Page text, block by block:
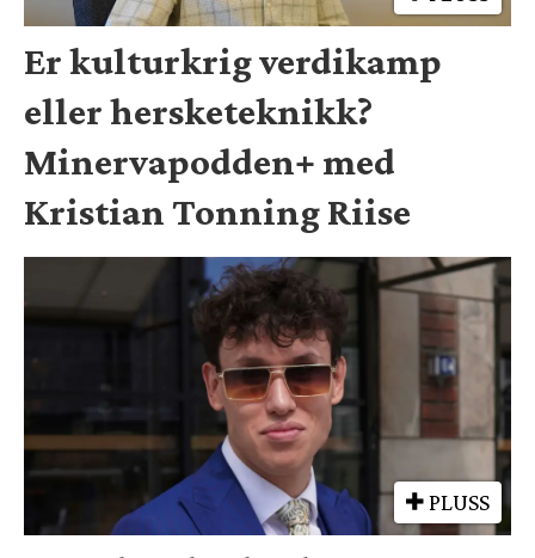
Er kulturkrig verdikamp
eller hersketeknikk?
Minervapodden+ med
Kristian Tonning Riise
PLUSS